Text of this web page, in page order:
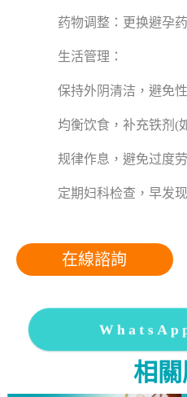
药物调整：更换避孕药
生活管理：
保持外阴清洁，避免性
均衡饮食，补充铁剂(如
规律作息，避免过度劳
定期妇科检查，早发现
在線諮詢
相